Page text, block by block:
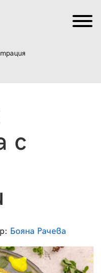
с
Бояна Рачева